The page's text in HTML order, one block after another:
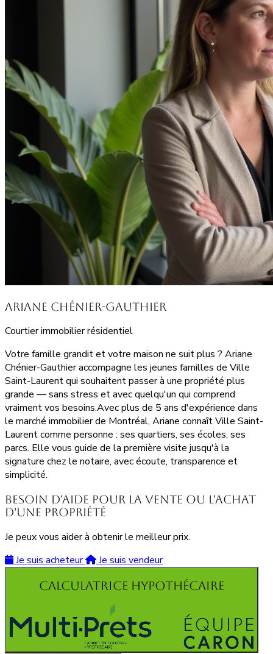
Ariane Chénier-Gauthier
Courtier immobilier résidentiel
Votre famille grandit et votre maison ne suit plus ? Ariane
Chénier-Gauthier accompagne les jeunes familles de Ville
Saint-Laurent qui souhaitent passer à une propriété plus
grande — sans stress et avec quelqu'un qui comprend
vraiment vos besoins.Avec plus de 5 ans d'expérience dans
le marché immobilier de Montréal, Ariane connaît Ville Saint-
Laurent comme personne : ses quartiers, ses écoles, ses
parcs. Elle vous guide de la première visite jusqu'à la
signature chez le notaire, avec écoute, transparence et
simplicité.
Besoin d'aide pour la vente ou l'achat
d'une propriété
Je peux vous aider à obtenir le meilleur prix.
Je suis acheteur
Je suis vendeur
Calculatrice hypothécaire